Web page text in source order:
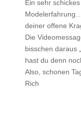
Ein sehr
deiner offene
Die
bisschen daraus
hast du denn
Also, schonen
Rich